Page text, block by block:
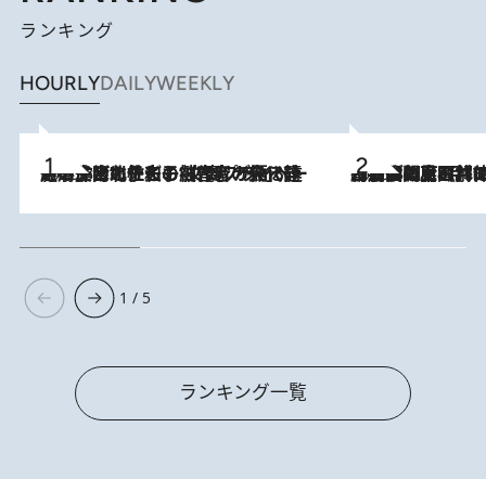
ランキング
HOURLYDAILYWEEKLY
2026.8.3
《「文士の子ども被害者の会」発足！》阿川佐和子（72）が語る遠藤周作に北杜夫、劇作家・矢代静一の子どもたちの“文豪プライベート事件簿” 2026.8.8
「最後に見られてよかった」上野動物園の東園パンダ舎が解体前に特別公開。8月16日まで延長されたパネル展と共に辿る“半世紀”のパンダ飼育《解体工事の図面あり》
1 / 5
ランキング一覧